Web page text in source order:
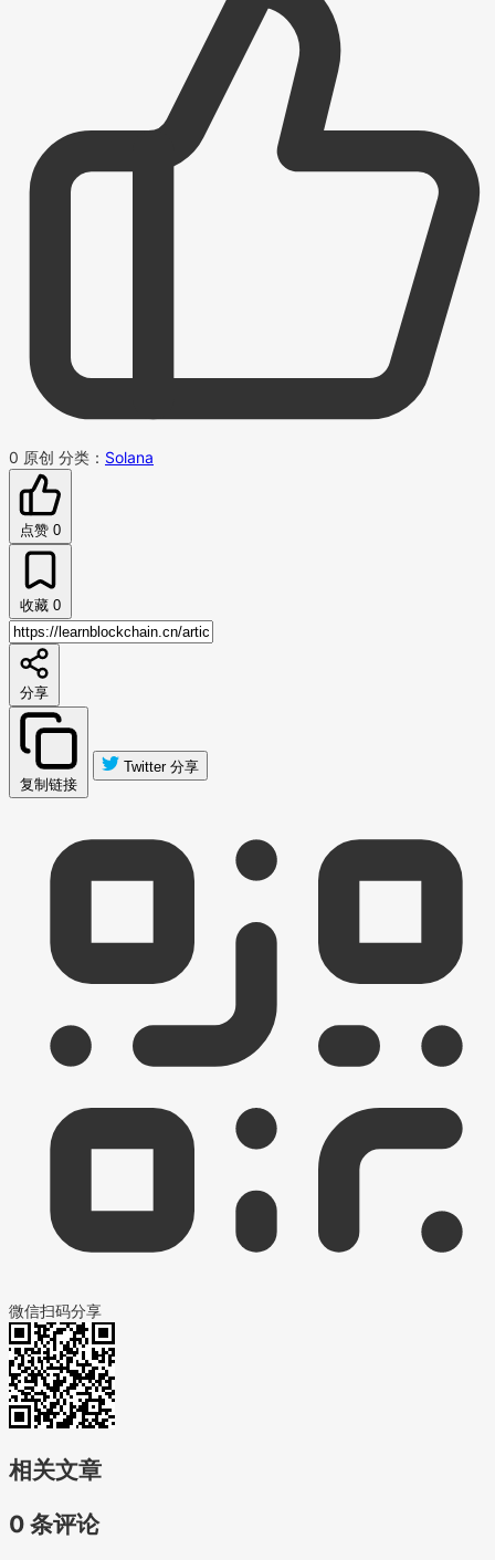
0 原创 分类： Solana
点赞 0
收藏 0
分享
复制链接
Twitter 分享
微信扫码分享
相关文章
0 条评论